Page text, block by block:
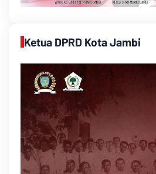
Ketua DPRD Kota Jambi